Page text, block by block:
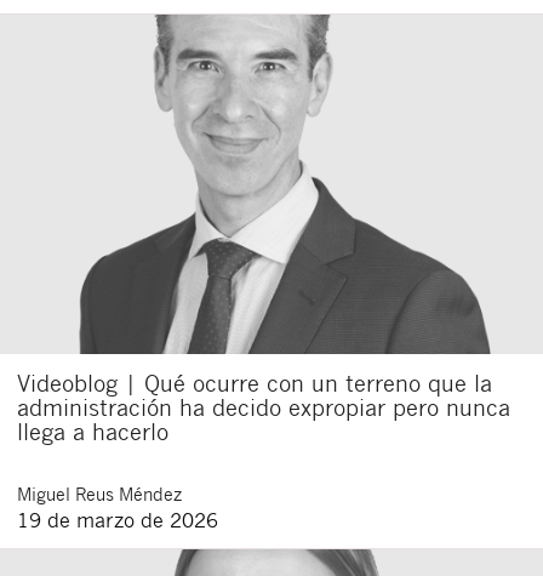
Videoblog | Qué ocurre con un terreno que la
administración ha decido expropiar pero nunca
llega a hacerlo
Miguel Reus Méndez
19 de marzo de 2026